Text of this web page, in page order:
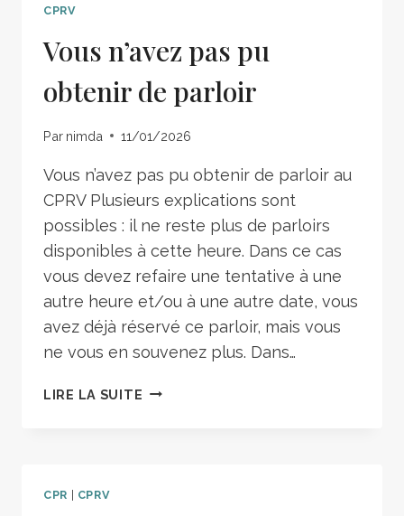
CPRV
Vous n’avez pas pu
obtenir de parloir
Par nimda 11/01/2026
Vous n’avez pas pu obtenir de parloir au
CPRV Plusieurs explications sont
possibles : il ne reste plus de parloirs
disponibles à cette heure. Dans ce cas
vous devez refaire une tentative à une
autre heure et/ou à une autre date, vous
avez déjà réservé ce parloir, mais vous
ne vous en souvenez plus. Dans…
LIRE LA SUITE
CPR | CPRV